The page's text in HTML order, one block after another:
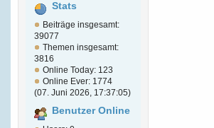
Stats
Beiträge insgesamt:
39077
Themen insgesamt:
3816
Online Today: 123
Online Ever: 1774
(07. Juni 2026, 17:37:05)
Benutzer Online